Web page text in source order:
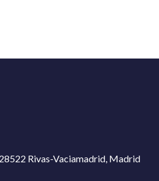
Rivas-Vaciamadrid, Madrid